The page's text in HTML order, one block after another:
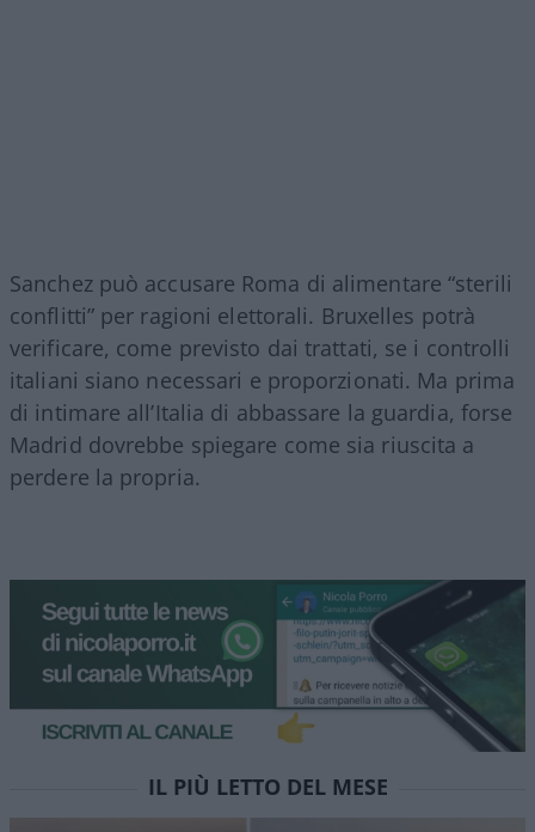
Sanchez può accusare Roma di alimentare “sterili
conflitti” per ragioni elettorali. Bruxelles potrà
verificare, come previsto dai trattati, se i controlli
italiani siano necessari e proporzionati. Ma prima
di intimare all’Italia di abbassare la guardia, forse
Madrid dovrebbe spiegare come sia riuscita a
perdere la propria.
IL PIÙ LETTO DEL MESE